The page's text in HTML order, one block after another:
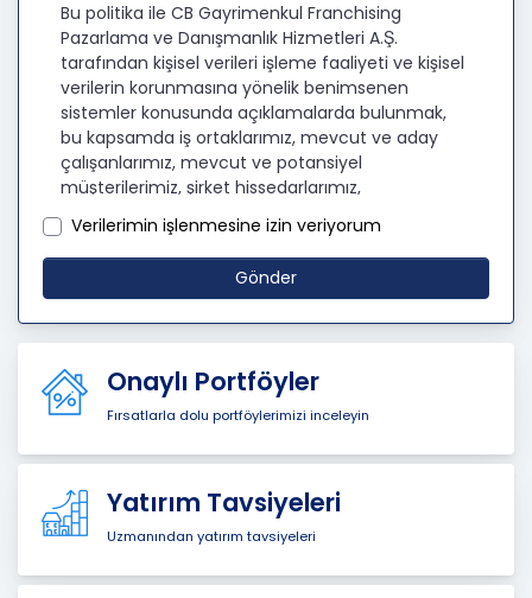
Bu politika ile CB Gayrimenkul Franchising
Pazarlama ve Danışmanlık Hizmetleri A.Ş.
tarafından kişisel verileri işleme faaliyeti ve kişisel
verilerin korunmasına yönelik benimsenen
sistemler konusunda açıklamalarda bulunmak,
bu kapsamda iş ortaklarımız, mevcut ve aday
çalışanlarımız, mevcut ve potansiyel
müşterilerimiz, şirket hissedarlarımız,
ziyaretçilerimiz ve üçüncü kişiler başta olmak
üzer kişisel verileri şirketimiz tarafından işlenen
kişilerin bilgilendirilerek şeffaflığın sağlanması
KİŞİSEL VERİLERİN İŞLENMESİ
İLKELERİ
KVKK’ya uyumluluğun sağlanması için CB
Danışmanlık Hizmetleri A.Ş. tarafından kişisel
veriler mevzuatta öngörülen genel ilke ve
hükümlere uygun olarak işlenecektir. Bu
kapsamda, CB Gayrimenkul Franchising
ilgili uluslararası ve ulusal mevzuata uygun olarak
Verilerimin işlenmesine izin veriyorum
Gönder
Onaylı Portföyler
Fırsatlarla dolu portföylerimizi inceleyin
Yatırım Tavsiyeleri
Uzmanından yatırım tavsiyeleri